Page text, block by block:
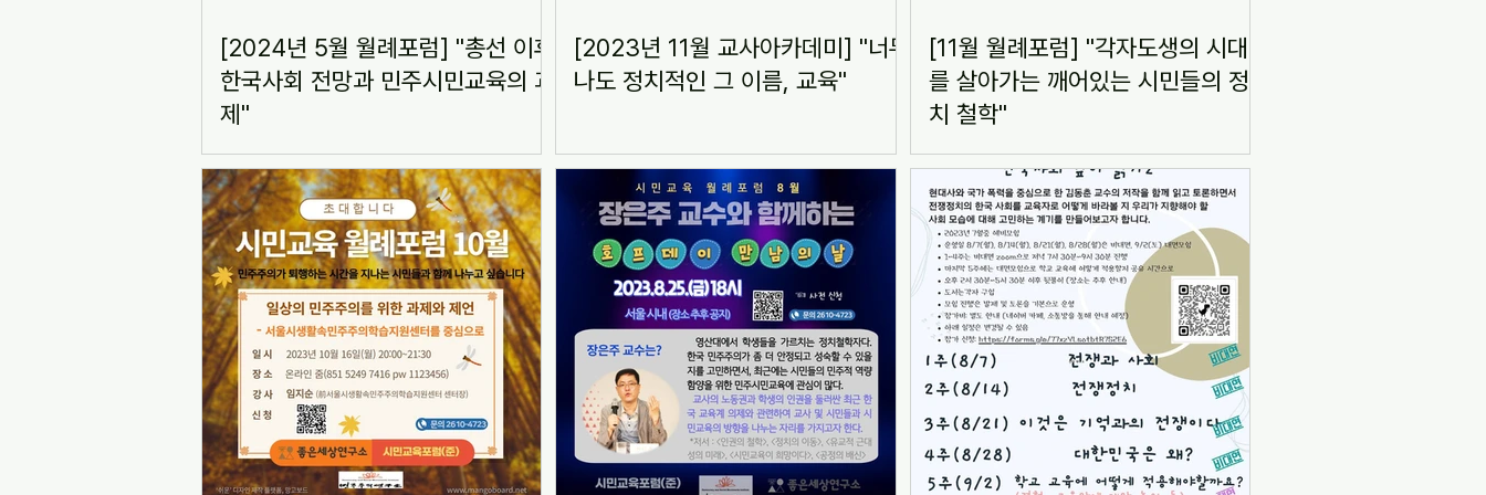
[2024년 5월 월례포럼] "총선 이후
한국사회 전망과 민주시민교육의 과
제"
[2023년 11월 교사아카데미] "너무
나도 정치적인 그 이름, 교육"
[11월 월례포럼] "각자도생의 시대
를 살아가는 깨어있는 시민들의 정
치 철학"